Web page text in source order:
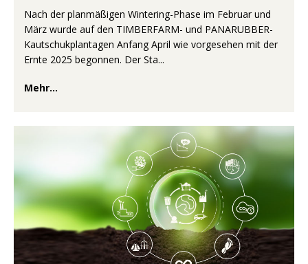
Nach der planmäßigen Wintering-Phase im Februar und
März wurde auf den TIMBERFARM- und PANARUBBER-
Kautschukplantagen Anfang April wie vorgesehen mit der
Ernte 2025 begonnen. Der Sta...
Mehr...